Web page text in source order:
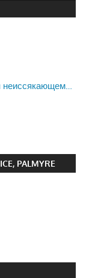
неиссякающем…
PALMYRE